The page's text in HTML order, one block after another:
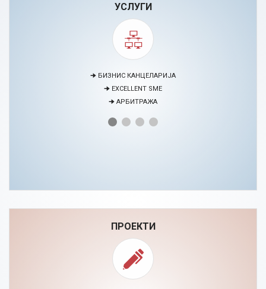
УСЛУГИ
🠊 МЕДИЈАЦИЈА
🠊 ПРОЕКТИ
🠊 ЦЕНТАР ЗА ЕДУКАЦИЈА И РАЗВОЈ НА ЧОВЕЧКИ РЕСУРСИ
ПРОЕКТИ